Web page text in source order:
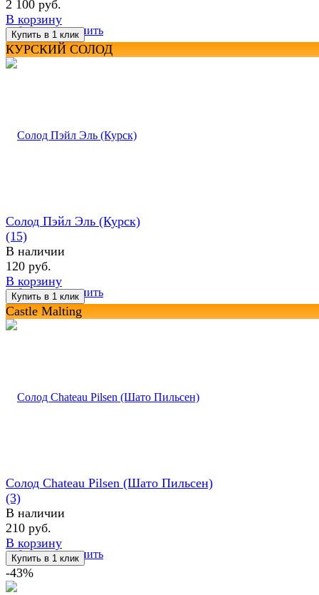
избранное сравнить
2 100 руб.
В корзину
КУРСКИЙ СОЛОД
избранное сравнить
Солод Пэйл Эль (Курск)
(15)
В наличии
120 руб.
В корзину
Castle Malting
избранное сравнить
Солод Chateau Pilsen (Шато Пильсен)
(3)
В наличии
210 руб.
В корзину
-43%